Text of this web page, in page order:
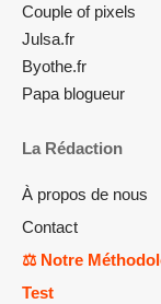
Couple of pixels
Julsa.fr
Byothe.fr
Papa blogueur
La Rédaction
À propos de nous
Contact
⚖️ Notre
Test